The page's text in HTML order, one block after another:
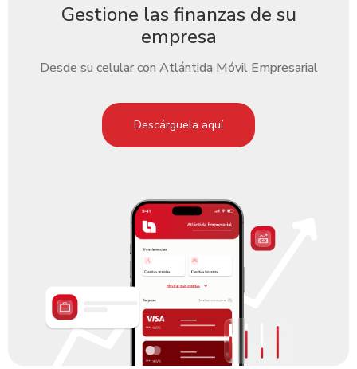
Gestione las finanzas de su
empresa
Desde su celular con Atlántida Móvil Empresarial
Descárguela aquí